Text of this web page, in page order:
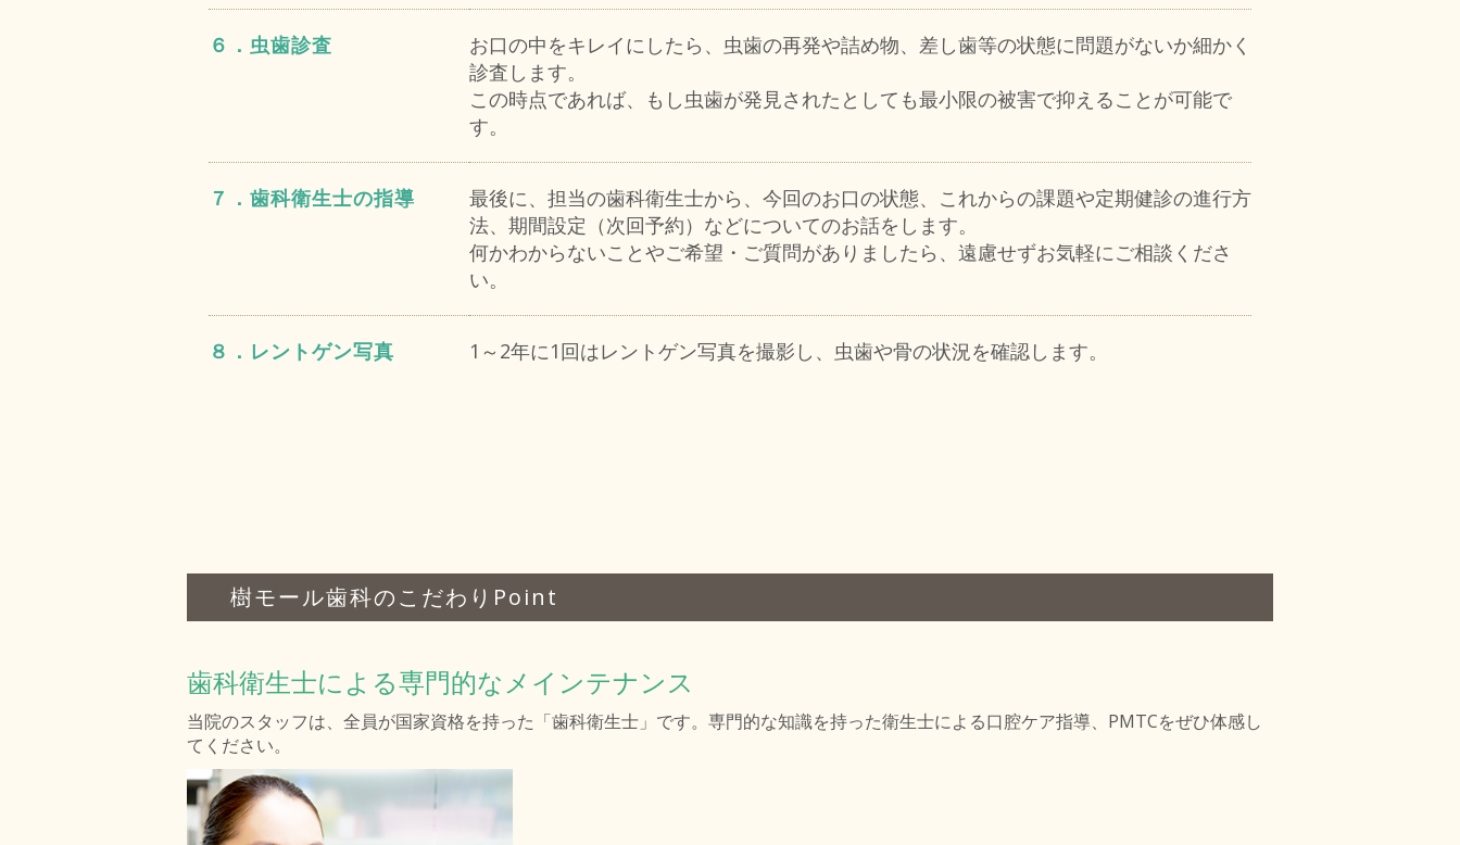
６．虫歯診査
お口の中をキレイにしたら、虫歯の再発や詰め物、差し歯等の状態に問題がないか細かく
診査します。
この時点であれば、もし虫歯が発見されたとしても最小限の被害で抑えることが可能で
す。
７．歯科衛生士の指導
最後に、担当の歯科衛生士から、今回のお口の状態、これからの課題や定期健診の進行方
法、期間設定（次回予約）などについてのお話をします。
何かわからないことやご希望・ご質問がありましたら、遠慮せずお気軽にご相談くださ
い。
８．レントゲン写真 1～2年に1回はレントゲン写真を撮影し、虫歯や骨の状況を確認します。
樹モール歯科のこだわりPoint
歯科衛生士による専門的なメインテナンス
当院のスタッフは、全員が国家資格を持った「歯科衛生士」です。専門的な知識を持った衛生士による口腔ケア指導、PMTCをぜひ体感し
てください。